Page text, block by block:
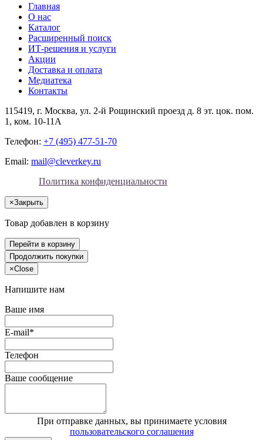
Главная
О нас
Каталог
Расширенный поиск
ИТ-решения и услуги
Акции
Доставка и оплата
Медиатека
Контакты
115419, г. Москва, ул. 2-й Рощинский проезд д. 8 эт. цок. пом.
1, ком. 10-11А
Телефон: +7 (495) 477-51-70
Email: mail@cleverkey.ru
Политика конфиденциальности
×Закрыть
Товар добавлен в корзину
Перейти в корзину
Продолжить покупки
×Close
Напишите нам
Ваше имя
E-mail*
Телефон
Ваше сообщение
При отправке данных, вы принимаете условия
пользовательского соглашения